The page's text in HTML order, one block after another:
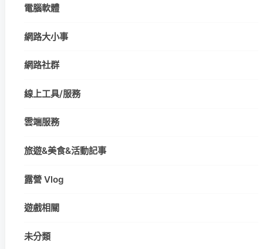
電腦軟體
網路大小事
網路社群
線上工具/服務
雲端服務
旅遊&美食&活動記事
露營 Vlog
遊戲相關
未分類